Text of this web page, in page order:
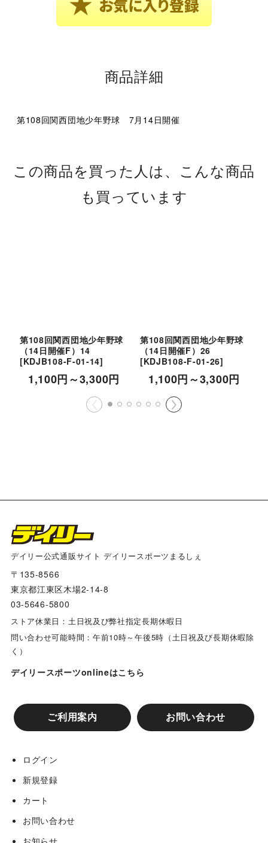
商品詳細
第108回関西団地少年野球 7月14日開催
この商品を買った人は、こんな商品
も買っています
第108回関西団地少年野球
（14日開催F）14
[KDJB108-F-01-14]
1,100円～3,300円
第108回関西団地少年野球
（14日開催F）26
[KDJB108-F-01-26]
1,100円～3,300円
デイリー公式通販サイト デイリースポーツまるしぇ
〒135-8566
東京都江東区木場2-14-8
03-5646-5800
ストア休業日：土日祝及び弊社指定長期休暇日
問い合わせ可能時間：午前10時～午後5時（土日祝及び長期休暇除
く）
デイリースポーツonlineはこちら
ご利用案内 お問い合わせ
ログイン
新規登録
カート
お問い合わせ
お知らせ